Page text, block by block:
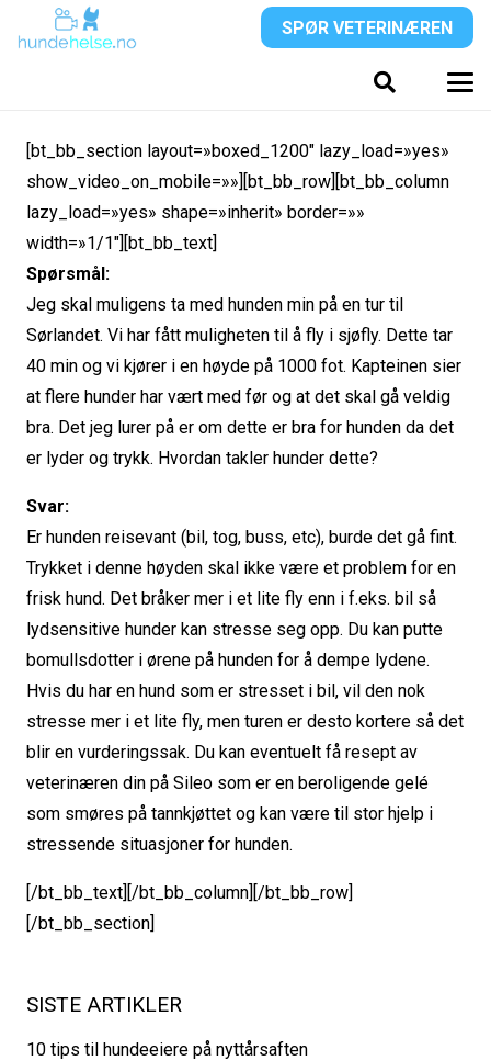
SPØR VETERINÆREN
[bt_bb_section layout=»boxed_1200″ lazy_load=»yes»
show_video_on_mobile=»»][bt_bb_row][bt_bb_column
lazy_load=»yes» shape=»inherit» border=»»
width=»1/1″][bt_bb_text]
Spørsmål:
Jeg skal muligens ta med hunden min på en tur til
Sørlandet. Vi har fått muligheten til å fly i sjøfly. Dette tar
40 min og vi kjører i en høyde på 1000 fot. Kapteinen sier
at flere hunder har vært med før og at det skal gå veldig
bra. Det jeg lurer på er om dette er bra for hunden da det
er lyder og trykk. Hvordan takler hunder dette?
Svar:
Er hunden reisevant (bil, tog, buss, etc), burde det gå fint.
Trykket i denne høyden skal ikke være et problem for en
frisk hund. Det bråker mer i et lite fly enn i f.eks. bil så
lydsensitive hunder kan stresse seg opp. Du kan putte
bomullsdotter i ørene på hunden for å dempe lydene.
Hvis du har en hund som er stresset i bil, vil den nok
stresse mer i et lite fly, men turen er desto kortere så det
blir en vurderingssak. Du kan eventuelt få resept av
veterinæren din på Sileo som er en beroligende gelé
som smøres på tannkjøttet og kan være til stor hjelp i
stressende situasjoner for hunden.
[/bt_bb_text][/bt_bb_column][/bt_bb_row]
[/bt_bb_section]
SISTE ARTIKLER
10 tips til hundeeiere på nyttårsaften